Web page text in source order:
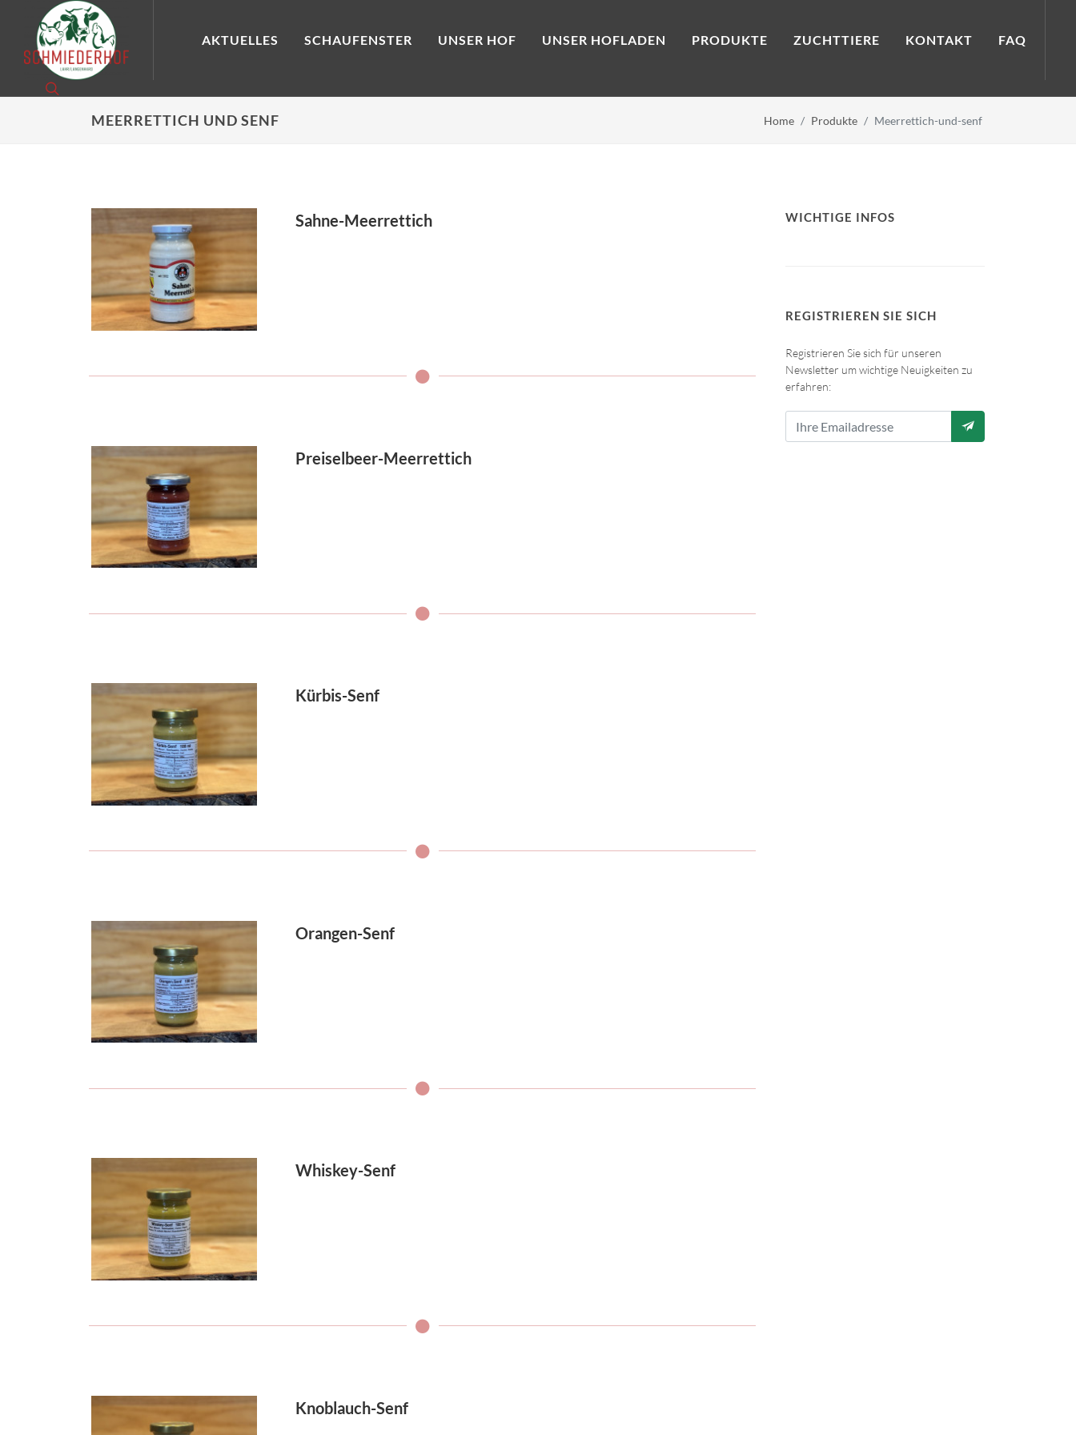
AKTUELLES SCHAUFENSTER UNSER HOF UNSER HOFLADEN PRODUKTE ZUCHTTIERE KONTAKT FAQ
MEERRETTICH UND SENF Home Produkte Meerrettich-und-senf
Sahne-Meerrettich
Preiselbeer-Meerrettich
Kürbis-Senf
Orangen-Senf
Whiskey-Senf
Knoblauch-Senf
WICHTIGE INFOS
REGISTRIEREN SIE SICH
Registrieren Sie sich für unseren
Newsletter um wichtige Neuigkeiten zu
erfahren: